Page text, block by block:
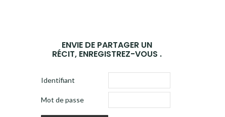
ENVIE DE PARTAGER UN
RÉCIT, ENREGISTREZ-VOUS .
Identifiant
Mot de passe